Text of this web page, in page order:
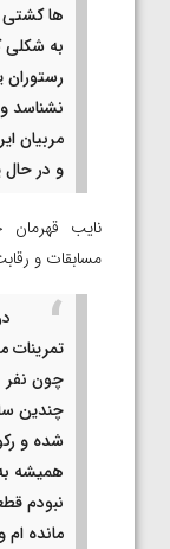
ها کشتی
به شکلی
نشناسد
مربیان
و در
نایب
مسابقات و
تمرینات
چون نفر
چندین
شده و
همیشه
نبودم
مانده